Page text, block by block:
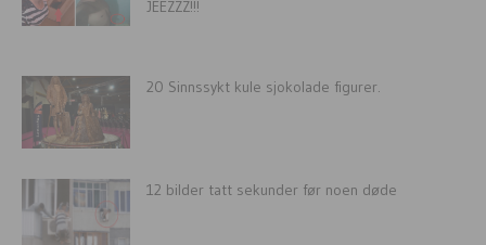
JEEZZZ!!!
20 Sinnssykt kule sjokolade figurer.
12 bilder tatt sekunder før noen døde